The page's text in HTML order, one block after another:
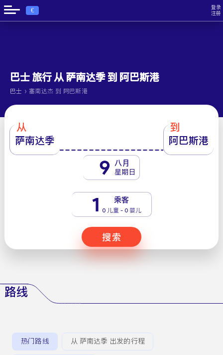
€
登录
注册
巴士 旅行 从 萨南达季 到 阿巴斯港
巴士 › 塞南达杰 到 阿巴斯港
从
萨南达季
到
阿巴斯港
9 八月
星期日
1 乘客
0 儿童 - 0 婴儿
搜索
路线
热门路线 从 萨南达季 出发的行程